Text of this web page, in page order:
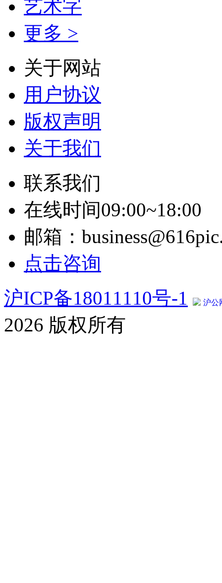
艺术字
更多 >
关于网站
用户协议
版权声明
关于我们
联系我们
在线时间09:00~18:00
邮箱：
点击咨询
沪ICP备18011110号-1
沪公
2026 版权所有